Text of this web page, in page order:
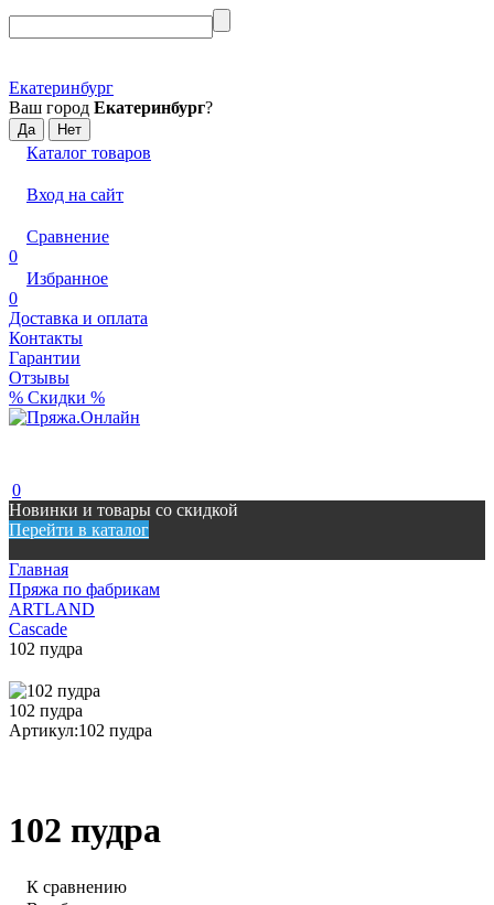
Екатеринбург
Ваш город Екатеринбург?
Каталог товаров
Вход на сайт
Сравнение
0
Избранное
0
Доставка и оплата
Контакты
Гарантии
Отзывы
% Скидки %
0
Новинки и товары со скидкой
Перейти в каталог
Главная
Пряжа по фабрикам
ARTLAND
Cascade
102 пудра
102 пудра
Артикул:102 пудра
102 пудра
К сравнению